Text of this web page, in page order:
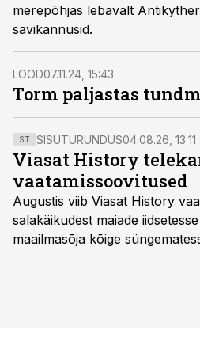
merepõhjas lebavalt
savikannusid.
LOOD07.11.24, 15:43
Torm paljastas
ST SISUTURUNDUS04.08.26, 13:11
Viasat History
vaatamissoovitused
Augustis viib Viasat History
salakäikudest maiade
maailmasõja kõige